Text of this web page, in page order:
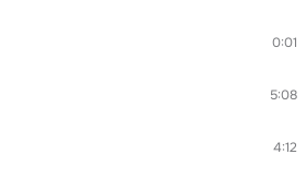
0:01
5:08
4:12